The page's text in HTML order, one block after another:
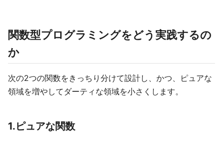
関数型プログラミングをどう実践するの
か
次の2つの関数をきっちり分けて設計し、かつ、ピュアな
領域を増やしてダーティな領域を小さくします。
1.ピュアな関数